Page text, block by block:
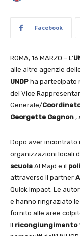
Facebook
ROMA, 16 MARZO – L’
alle altre agenzie
UNDP ha partecipato
del Vice
Generale/
Georgette Gagnon ,
Dopo aver incontrato
organizzazioni locali
scuola Al Majd e il
attraverso il partner
Quick Impact. Le
e hanno ringraziato
fornito alle aree
Il ricongiungimento